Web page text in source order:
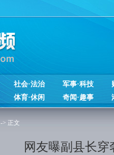
社会·法治 军事·科技
体育·休闲 奇闻·趣事
-> 正文
网友曝副县长